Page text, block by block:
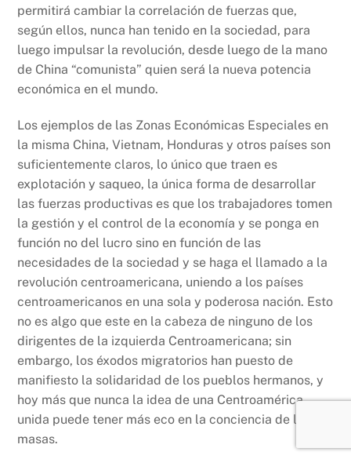
permitirá cambiar la correlación de fuerzas que,
según ellos, nunca han tenido en la sociedad, para
luego impulsar la revolución, desde luego de la mano
de China “comunista” quien será la nueva potencia
económica en el mundo.
Los ejemplos de las Zonas Económicas Especiales en
la misma China, Vietnam, Honduras y otros países son
suficientemente claros, lo único que traen es
explotación y saqueo, la única forma de desarrollar
las fuerzas productivas es que los trabajadores tomen
la gestión y el control de la economía y se ponga en
función no del lucro sino en función de las
necesidades de la sociedad y se haga el llamado a la
revolución centroamericana, uniendo a los países
centroamericanos en una sola y poderosa nación. Esto
no es algo que este en la cabeza de ninguno de los
dirigentes de la izquierda Centroamericana; sin
embargo, los éxodos migratorios han puesto de
manifiesto la solidaridad de los pueblos hermanos, y
hoy más que nunca la idea de una Centroamérica
unida puede tener más eco en la conciencia de las
masas.